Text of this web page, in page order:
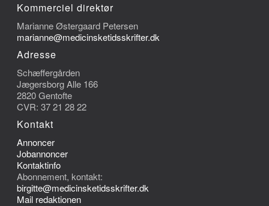
Kommerciel direktør
Marianne Østergaard Petersen
marianne@medicinsketidsskrifter.dk
Adresse
Schæffergården
Jægersborg Alle 166
2820 Gentofte
CVR: 37 21 28 22
Kontakt
Annoncer
Jobannoncer
Kontaktinfo
Abonnement, kontakt:
birgitte@medicinsketidsskrifter.dk
Mail redaktionen